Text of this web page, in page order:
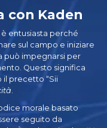
con Kaden
entusiasta perché
sul campo e iniziare
può impegnarsi per
Questo significa
il precetto “Sii
morale basato
seguito da